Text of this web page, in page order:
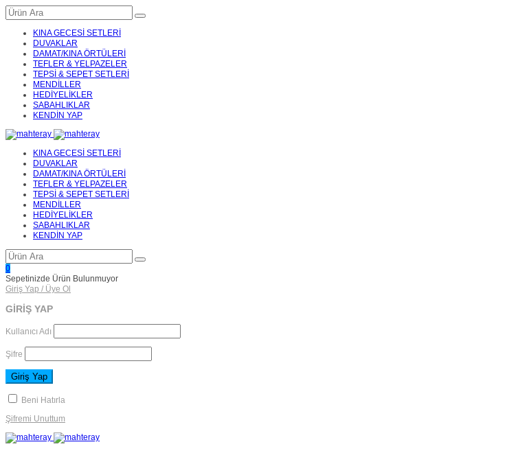
KINA GECESİ SETLERİ
DUVAKLAR
DAMAT/KINA ÖRTÜLERİ
TEFLER & YELPAZELER
TEPSİ & SEPET SETLERİ
MENDİLLER
HEDİYELİKLER
SABAHLIKLAR
KENDİN YAP
KINA GECESİ SETLERİ
DUVAKLAR
DAMAT/KINA ÖRTÜLERİ
TEFLER & YELPAZELER
TEPSİ & SEPET SETLERİ
MENDİLLER
HEDİYELİKLER
SABAHLIKLAR
KENDİN YAP
0
Sepetinizde Ürün Bulunmuyor
Giriş Yap / Üye Ol
GİRİŞ YAP
Kullanıcı Adı
Şifre
Beni Hatırla
Şifremi Unuttum